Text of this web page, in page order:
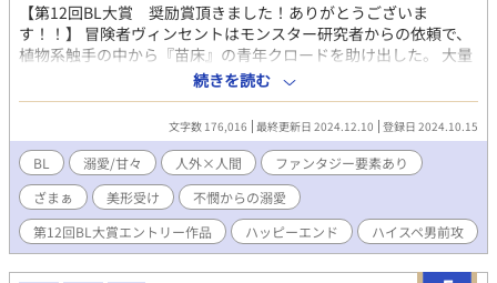
【第12回BL大賞 奨励賞頂きました！ありがとうございま
す！！】 冒険者ヴィンセントはモンスター研究者からの依頼で、
植物系触手の中から『苗床』の青年クロードを助け出した。 大量
の種を植え付けられた『苗床』は、剣士のような均整の取れた身
体をしているのに妙に色っぽい。 初めて男に欲情したヴィンセン
トは、戸惑いながらも依頼で『苗床』の世話係となった。 「あ、
できるだけ回数ヤってくれる？あと射精もたくさんさせてくれ
る？」 「はあああ？？」 雇い主のオーダーは、一日最低一度は触
手の種を産ませる事。 普段表情に乏しいクロードは触れた時だけ
目眩がするほどの色香を放つ。 触手に犯され熟れきった身体の抱
き心地は最高だった。 三十路の冒険者（苦労性の男前）×苗床の
青年（金髪緑眼・美形） 色んなプレイを含みますが、特定攻とし
続きを読む
文字数 176,016 最終更新日 2024.12.10 登録日 2024.10.15
BL 溺愛/甘々 人外×人間
ファンタジー要素あり
ざまぁ
美形受け
不憫からの溺愛
第12回BL大賞エントリー作品
ハッピーエンド ハイスペ男前攻